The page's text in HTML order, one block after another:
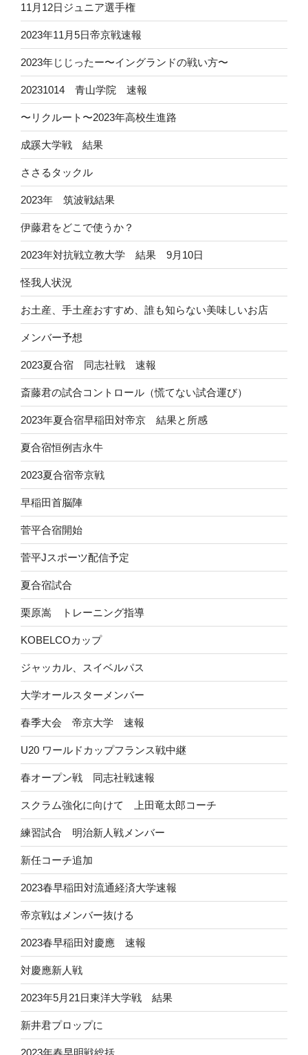
11月12日ジュニア選手権
2023年11月5日帝京戦速報
2023年じじったー〜イングランドの戦い方〜
20231014 青山学院 速報
〜リクルート〜2023年高校生進路
成蹊大学戦 結果
ささるタックル
2023年 筑波戦結果
伊藤君をどこで使うか？
2023年対抗戦立教大学 結果 9月10日
怪我人状況
お土産、手土産おすすめ、誰も知らない美味しいお店
メンバー予想
2023夏合宿 同志社戦 速報
斎藤君の試合コントロール（慌てない試合運び）
2023年夏合宿早稲田対帝京 結果と所感
夏合宿恒例吉永牛
2023夏合宿帝京戦
早稲田首脳陣
菅平合宿開始
菅平Jスポーツ配信予定
夏合宿試合
栗原嵩 トレーニング指導
KOBELCOカップ
ジャッカル、スイベルパス
大学オールスターメンバー
春季大会 帝京大学 速報
U20 ワールドカップフランス戦中継
春オープン戦 同志社戦速報
スクラム強化に向けて 上田竜太郎コーチ
練習試合 明治新人戦メンバー
新任コーチ追加
2023春早稲田対流通経済大学速報
帝京戦はメンバー抜ける
2023春早稲田対慶應 速報
対慶應新人戦
2023年5月21日東洋大学戦 結果
新井君プロップに
2023年春早明戦総括